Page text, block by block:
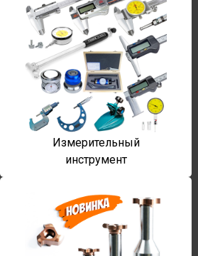
Измерительный
инструмент